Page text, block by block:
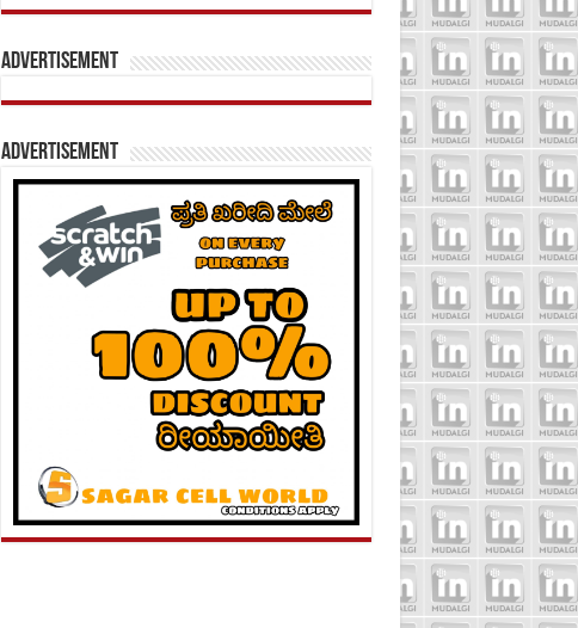
Advertisement
Advertisement